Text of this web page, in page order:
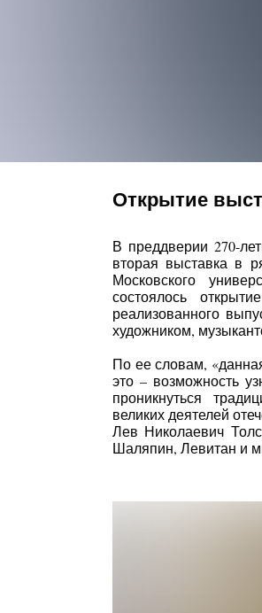
В преддверии 270-
вторая выставка в
Московского
состоялось
реализованного
художником,
По ее словам,
это – возможность
проникнуться
великих деятелей
Лев Николаевич
Шаляпин, Левитан и
Открытие